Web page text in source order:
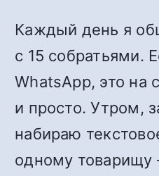
Каждый день я
с 15 собратьями.
WhatsApp, это на
и просто. Утром,
набираю
одному товарищу